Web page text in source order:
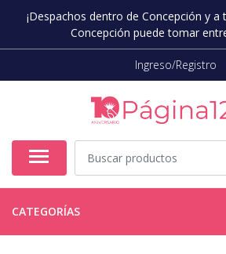
¡Despachos dentro de Concepción y a
Concepción puede tomar
Ingreso/Registro
CATEGORÍAS